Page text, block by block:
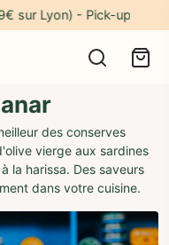
Lyon) - Pick-up gratuit à
des conserves
vierge aux sardines
la harissa. Des saveurs
dans votre cuisine.